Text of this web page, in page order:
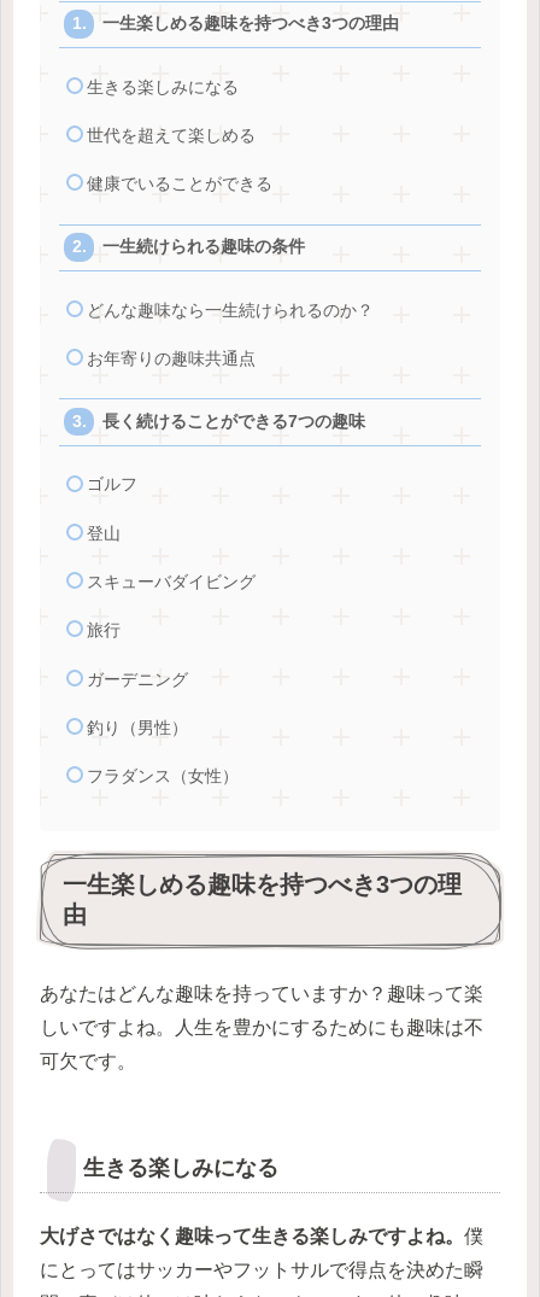
一生楽しめる趣味を持つべき3つの理由
生きる楽しみになる
世代を超えて楽しめる
健康でいることができる
一生続けられる趣味の条件
どんな趣味なら一生続けられるのか？
お年寄りの趣味共通点
長く続けることができる7つの趣味
ゴルフ
登山
スキューバダイビング
旅行
ガーデニング
釣り（男性）
フラダンス（女性）
一生楽しめる趣味を持つべき3つの理
由
あなたはどんな趣味を持っていますか？趣味って楽
しいですよね。人生を豊かにするためにも趣味は不
可欠です。
生きる楽しみになる
大げさではなく趣味って生きる楽しみですよね。 僕
にとってはサッカーやフットサルで得点を決めた瞬